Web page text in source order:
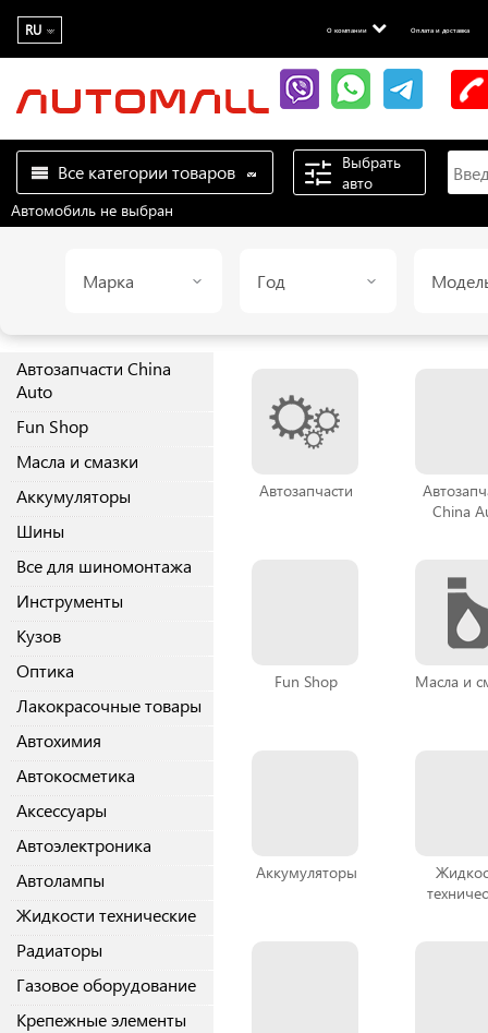
RU О компании Оплата и доставка
Все категории товаров
Выбрать
авто
Автомобиль не выбран
Марка Год
Автозапчасти China
Auto
Fun Shop
Масла и смазки
Аккумуляторы
Шины
Все для шиномонтажа
Инструменты
Кузов
Оптика
Лакокрасочные товары
Автохимия
Автокосметика
Аксессуары
Автоэлектроника
Автолампы
Жидкости технические
Радиаторы
Газовое оборудование
Крепежные элементы
Автозапчасти
China
Fun Shop Масла и
Аккумуляторы